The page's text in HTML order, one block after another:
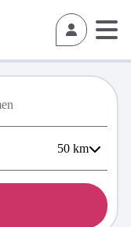
50 km